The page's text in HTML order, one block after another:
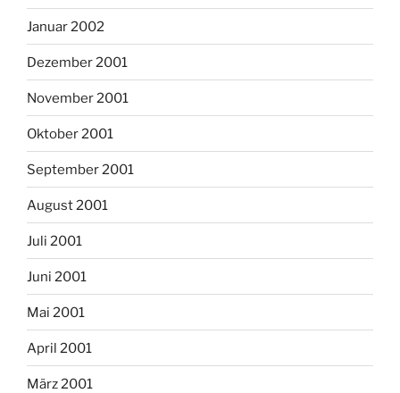
Januar 2002
Dezember 2001
November 2001
Oktober 2001
September 2001
August 2001
Juli 2001
Juni 2001
Mai 2001
April 2001
März 2001